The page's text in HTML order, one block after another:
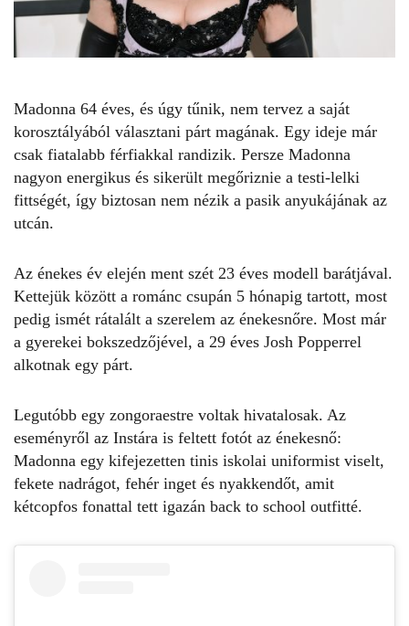
Madonna 64 éves, és úgy tűnik, nem tervez a saját
korosztályából választani párt magának. Egy ideje már
csak fiatalabb férfiakkal randizik. Persze Madonna
nagyon energikus és sikerült megőriznie a testi-lelki
fittségét, így biztosan nem nézik a pasik anyukájának az
utcán.
Az énekes év elején ment szét 23 éves modell barátjával.
Kettejük között a románc csupán 5 hónapig tartott, most
pedig ismét rátalált a szerelem az énekesnőre. Most már
a gyerekei bokszedzőjével, a 29 éves Josh Popperrel
alkotnak egy párt.
Legutóbb egy zongoraestre voltak hivatalosak. Az
eseményről az Instára is feltett fotót az énekesnő:
Madonna egy kifejezetten tinis iskolai uniformist viselt,
fekete nadrágot, fehér inget és nyakkendőt, amit
kétcopfos fonattal tett igazán back to school outfitté.